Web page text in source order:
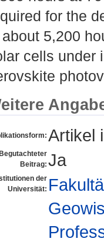
for the
5,200
cells under
Artikel
Beitrag: Ja
der
Universität: